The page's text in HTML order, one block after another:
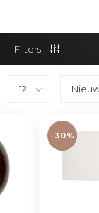
Filters
-30%